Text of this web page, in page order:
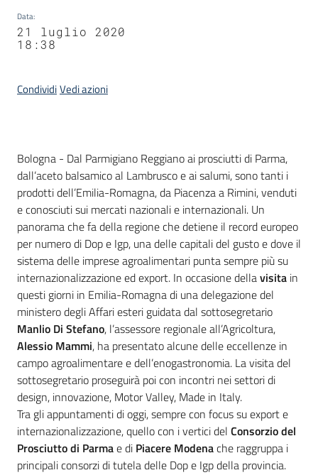
Data:
21 luglio 2020
18:38
CondividiVedi azioni
Contenuto
Bologna - Dal Parmigiano Reggiano ai prosciutti di Parma,
dall’aceto balsamico al Lambrusco e ai salumi, sono tanti i
prodotti dell’Emilia-Romagna, da Piacenza a Rimini, venduti
e conosciuti sui mercati nazionali e internazionali. Un
panorama che fa della regione che detiene il record europeo
per numero di Dop e Igp, una delle capitali del gusto e dove il
sistema delle imprese agroalimentari punta sempre più su
internazionalizzazione ed export. In occasione dellavisita in
questi giorni in Emilia-Romagna di una delegazione del
ministero degli Affari esteri guidata dal sottosegretario
Manlio Di Stefano, l’assessore regionale all’Agricoltura,
Alessio Mammi, ha presentato alcune delle eccellenze in
campo agroalimentare e dell’enogastronomia. La visita del
sottosegretario proseguirà poi con incontri nei settori di
design, innovazione, Motor Valley, Made in Italy.
Tra gli appuntamenti di oggi, sempre con focus su export e
internazionalizzazione, quello con i vertici del Consorzio del
Prosciutto di Parmae di Piacere Modenache raggruppa i
principali consorzi di tutela delle Dop e Igp della provincia.